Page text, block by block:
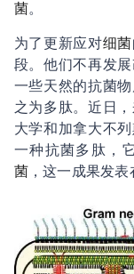
菌。
为了更新应对细菌
段。他们不再发
一些天然的抗菌
之为多肽。近日
大学和加拿大不
一种抗菌多肽，
菌，这一成果发表